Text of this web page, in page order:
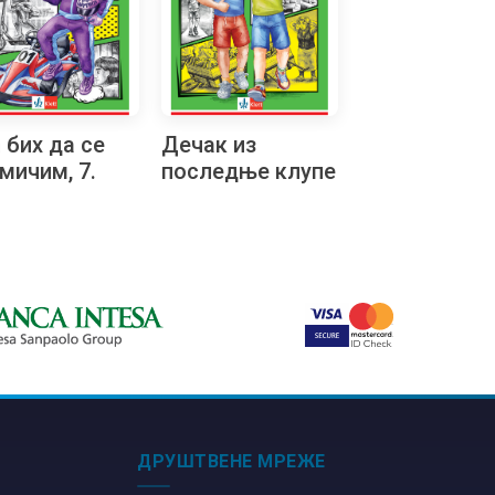
бих да се
7.
Дечак из
последње клупе
ДРУШТВЕНЕ МРЕЖЕ